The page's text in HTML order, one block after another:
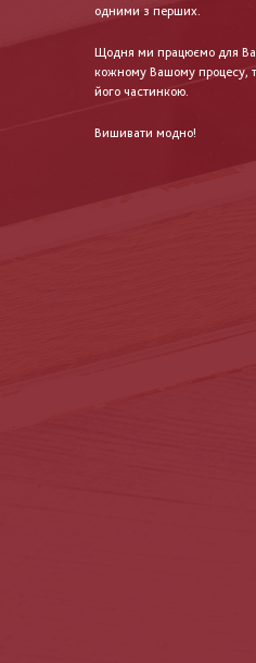
одними з перших.
Щодня ми працюємо для
кожному Вашому процесу,
його частинкою.
Вишивати модно!